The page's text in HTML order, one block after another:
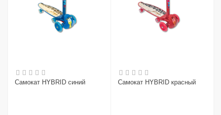
Самокат HYBRID синий Самокат HYBRID красный